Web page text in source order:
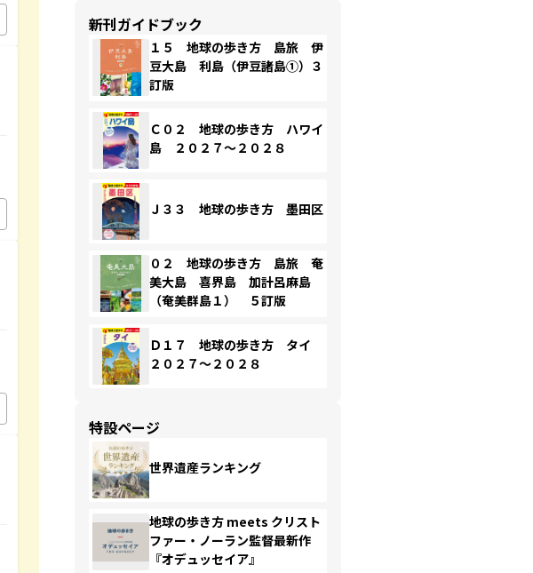
新刊ガイドブック
１５ 地球の歩き方 島旅 伊
豆大島 利島（伊豆諸島①）３
訂版
Ｃ０２ 地球の歩き方 ハワイ
島 ２０２７～２０２８
Ｊ３３ 地球の歩き方 墨田区
０２ 地球の歩き方 島旅 奄
美大島 喜界島 加計呂麻島
（奄美群島１） ５訂版
Ｄ１７ 地球の歩き方 タイ
２０２７～２０２８
特設ページ
世界遺産ランキング
地球の歩き方 meets クリスト
ファー・ノーラン監督最新作
『オデュッセイア』